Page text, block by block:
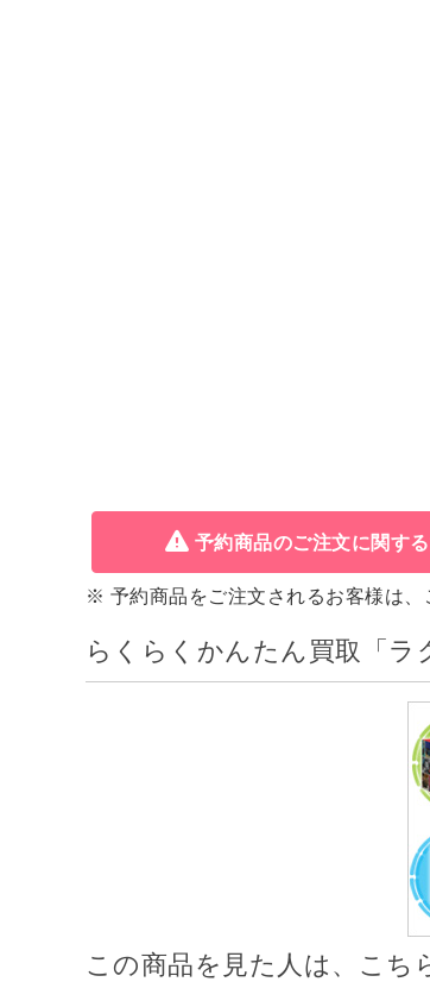
予約商品のご注文に関す
※ 予約商品をご注文されるお客様は、
らくらくかんたん買取「ラ
この商品を見た人は、こち